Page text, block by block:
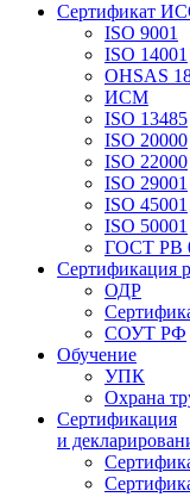
Сертификат
ISO 9001
ISO 14001
OHSAS
ИСМ
ISO 13485
ISO 20000
ISO 22000
ISO 29001
ISO 45001
ISO 50001
ГОСТ РВ
Сертификация
ОДР
СОУТ РФ
Обучение
УПК
Охрана
Сертификация
и